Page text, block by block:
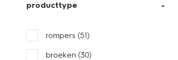
producttype
rompers (51)
broeken (30)